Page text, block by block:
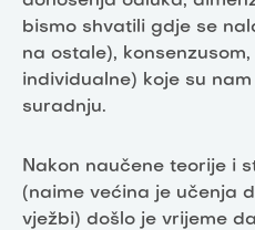
bismo shvatili gdje se
na ostale),
individualne) koje su
suradnju.
Nakon naučene teorije i
(naime većina je učenja
vježbi) došlo je vrijeme